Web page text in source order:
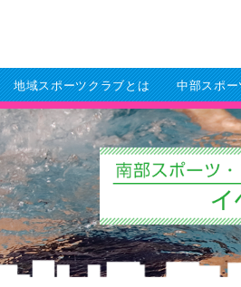
地域スポーツクラブとは 中部スポ